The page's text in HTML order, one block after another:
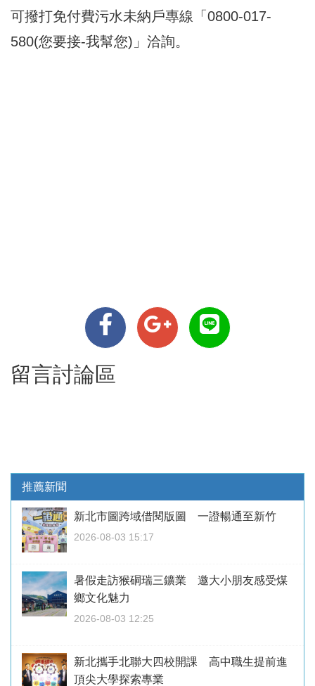
可撥打免付費污水未納戶專線「0800-017-
580(您要接-我幫您)」洽詢。
留言討論區
推薦新聞
新北市圖跨域借閱版圖 一證暢通至新竹
2026-08-03 15:17
暑假走訪猴硐瑞三鑛業 邀大小朋友感受煤
鄉文化魅力
2026-08-03 12:25
新北攜手北聯大四校開課 高中職生提前進
頂尖大學探索專業